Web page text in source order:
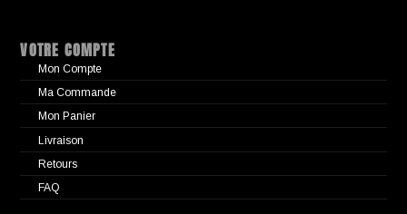
VOTRE COMPTE
Mon Compte
Ma Commande
Mon Panier
Livraison
Retours
FAQ